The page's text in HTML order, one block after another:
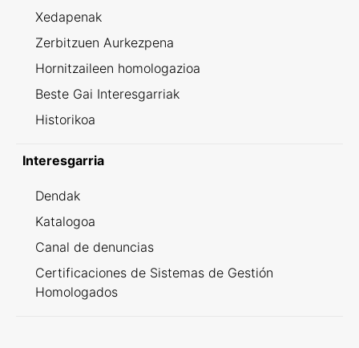
Xedapenak
Zerbitzuen Aurkezpena
Hornitzaileen homologazioa
Beste Gai Interesgarriak
Historikoa
Interesgarria
Dendak
Katalogoa
Canal de denuncias
Certificaciones de Sistemas de Gestión
Homologados